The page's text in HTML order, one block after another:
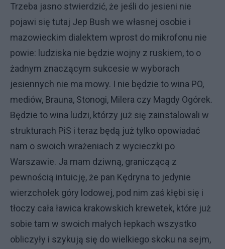
Trzeba jasno stwierdzić, że jeśli do jesieni nie
pojawi się tutaj Jep Bush we własnej osobie i
mazowieckim dialektem wprost do mikrofonu nie
powie: ludziska nie będzie wojny z ruskiem, to o
żadnym znaczącym sukcesie w wyborach
jesiennych nie ma mowy. I nie będzie to wina PO,
mediów, Brauna, Stonogi, Milera czy Magdy Ogórek.
Będzie to wina ludzi, którzy już się zainstalowali w
strukturach PiS i teraz będą już tylko opowiadać
nam o swoich wrażeniach z wycieczki po
Warszawie. Ja mam dziwną, graniczącą z
pewnością intuicję, że pan Kędryna to jedynie
wierzchołek góry lodowej, pod nim zaś kłębi się i
tłoczy cała ławica krakowskich krewetek, które już
sobie tam w swoich małych łepkach wszystko
obliczyły i szykują się do wielkiego skoku na sejm,